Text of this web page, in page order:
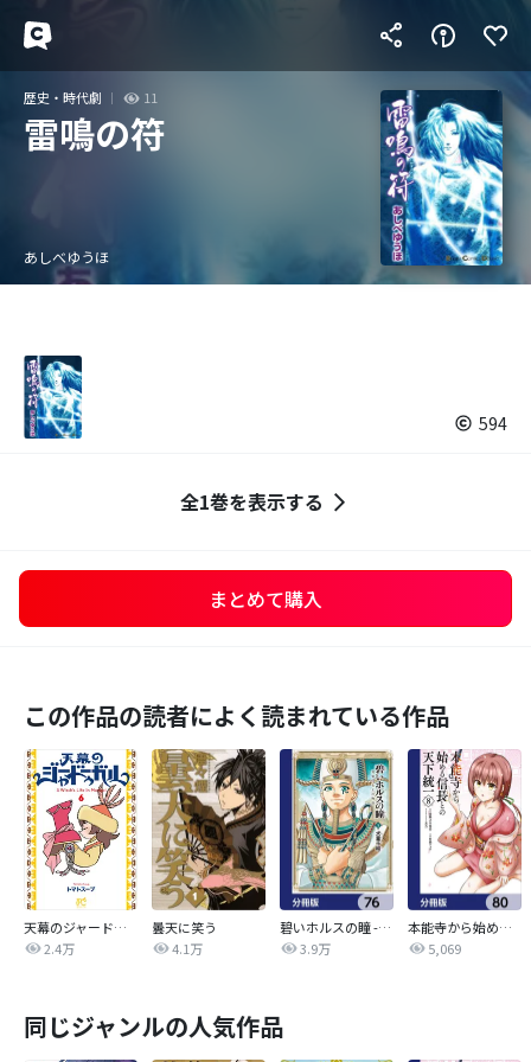
歴史・時代劇 11
雷鳴の符
あしべゆうほ
594
全1巻を表示する
まとめて購入
この作品の読者によく読まれている作品
天幕のジャードゥーガル
2.4万
曇天に笑う
4.1万
碧いホルスの瞳 -男装の女王の物語-【分冊版】
3.9万
本能寺から始める信長との天下統一【分冊版】
5,069
同じジャンルの人気作品